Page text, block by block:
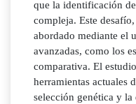
que la identificación
compleja. Este
abordado mediante el
avanzadas, como los
comparativa. El
herramientas actuales
selección genética y